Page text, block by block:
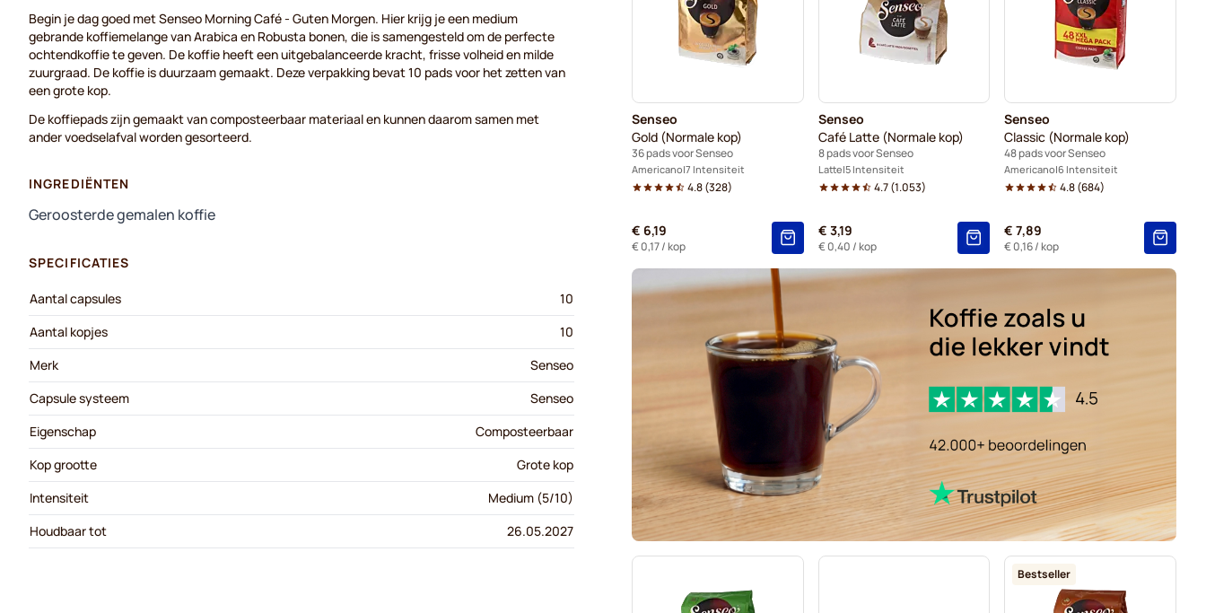
Kaffekapslen voor Senseo®
Senseo
Gold (Normale kop)
36 pads voor Senseo
Americano 7 Intensiteit
4.8(328)
€ 6,19
€ 0,17/ kop
Senseo
Café Latte (Normale kop)
8 pads voor Senseo
Latte 5 Intensiteit
4.7(1.053)
€ 3,19
€ 0,40 / kop
Senseo
Classic (Normale kop)
48 pads voor Senseo
Americano 6 Intensiteit
4.8(684)
€ 7,89
€ 0,16/ kop
Bestseller
Begin je dag goed met Senseo Morning Café - Guten Morgen. Hier krijg je een medium
gebrande koffiemelange van Arabica en Robusta bonen, die is samengesteld om de perfecte
ochtendkoffie te geven. De koffie heeft een uitgebalanceerde kracht, frisse volheid en milde
zuurgraad. De koffie is duurzaam gemaakt. Deze verpakking bevat 10 pads voor het zetten van
een grote kop.
De koffiepads zijn gemaakt van composteerbaar materiaal en kunnen daarom samen met
ander voedselafval worden gesorteerd.
INGREDIËNTEN
Geroosterde gemalen koffie
SPECIFICATIES
Aantal capsules
10
Aantal kopjes
10
Merk
Senseo
Capsule systeem
Senseo
Eigenschap
Composteerbaar
Kop grootte
Grote kop
Intensiteit
Medium (5/10)
Houdbaar tot
26.05.2027